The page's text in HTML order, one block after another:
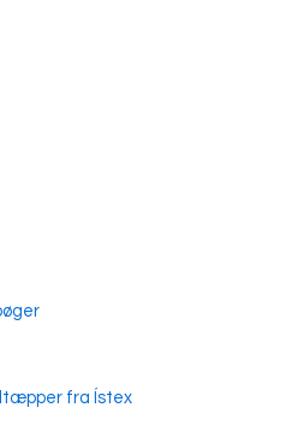
fra Ístex